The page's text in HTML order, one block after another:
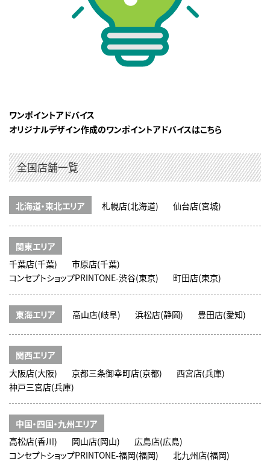
ワンポイントアドバイス
オリジナルデザイン作成のワンポイントアドバイスはこちら
全国店舗一覧
北海道・東北エリア 札幌店(北海道) 仙台店(宮城)
関東エリア
千葉店(千葉)
市原店(千葉)
コンセプトショップPRINTONE-渋谷(東京)
町田店(東京)
東海エリア 高山店(岐阜) 浜松店(静岡) 豊田店(愛知)
関西エリア
大阪店(大阪)
京都三条御幸町店(京都)
西宮店(兵庫)
神戸三宮店(兵庫)
中国・四国・九州エリア
高松店(香川)
岡山店(岡山)
広島店(広島)
コンセプトショップPRINTONE-福岡(福岡)
北九州店(福岡)